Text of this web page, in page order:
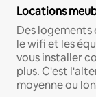
Locations
Des logements
le wifi et les
vous installer
plus. C'est
moyenne ou